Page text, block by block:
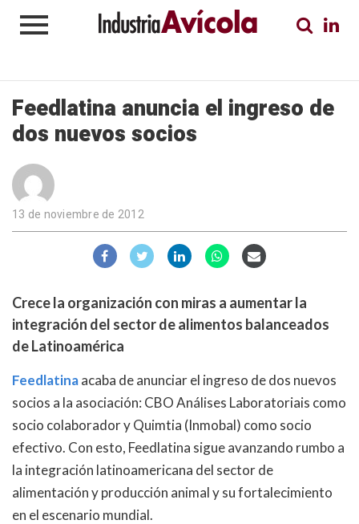
Feedlatina anuncia el ingreso de
dos nuevos socios
13 de noviembre de 2012
Crece la organización con miras a aumentar la
integración del sector de alimentos balanceados
de Latinoamérica
Feedlatinaacaba de anunciar el ingreso de dos nuevos
socios a la asociación: CBO Análises Laboratoriais como
socio colaborador y Quimtia (Inmobal) como socio
efectivo. Con esto, Feedlatina sigue avanzando rumbo a
la integración latinoamericana del sector de
alimentación y producción animal y su fortalecimiento
en el escenario mundial.